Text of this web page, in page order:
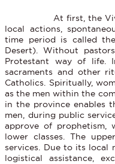
At first, the Vivarais
local actions,
time period is called the
Desert). Without
Protestant way of life.
sacraments and other
Catholics. Spiritually,
as the men within the
in the province enables
men, during public
approve of prophetism,
lower classes. The
services. Due to its local
logistical assistance,